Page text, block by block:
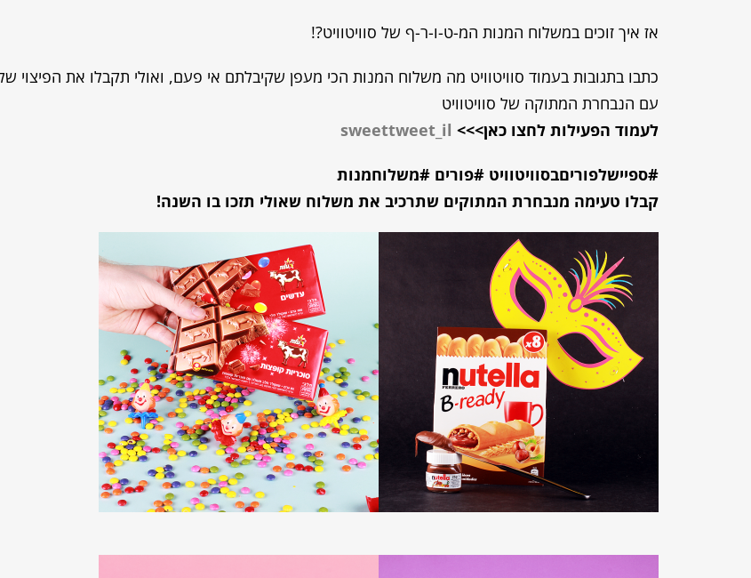
אז איך זוכים במשלוח המנות המ-ט-ו-ר-ף של סוויטוויט?!
כתבו בתגובות בעמוד סוויטוויט מה משלוח המנות הכי מעפן שקיבלתם אי פעם, ואולי תקבלו את הפיצוי
עם הנבחרת המתוקה של סוויטוויט
לעמוד הפעילות לחצו כאן>>>
#ספיישלפוריםבסוויטוויט #פורים #משלוחמנות
קבלו טעימה מנבחרת המתוקים שתרכיב את משלוח שאולי תזכו בו השנה!